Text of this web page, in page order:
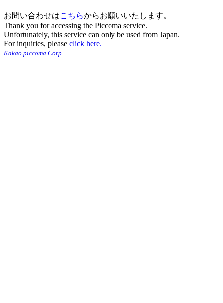
お問い合わせはこちらからお願いいたします。
Thank you for accessing the Piccoma service.
Unfortunately, this service can only be used from Japan.
For inquiries, please click here.
Kakao piccoma Corp.